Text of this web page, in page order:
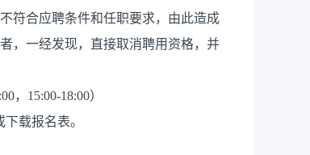
符合应聘条件和任职要求，由此造成
，一经发现，直接取消聘用资格，并
，15:00-18:00）
载报名表。